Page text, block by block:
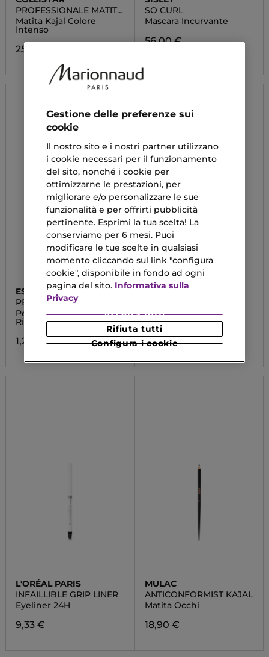
PROFESSIONALE MATITA
KAJAL
Matita Kajal Colore
Intenso
25,90 €
SO CURL
Mascara Incurvante
56,00 €
ESSENCE
PENNA ILLUMINANTE
Penna Illuminante Per
Rima Inferiore
1,29 €
ASTRA MAKE-UP
Matita Occhi
3,50 €
L'ORÉAL PARIS
INFAILLIBLE GRIP LINER
Eyeliner 24H
9,33 €
MULAC
ANTICONFORMIST KAJAL
Matita Occhi
18,90 €
Gestione delle preferenze sui
cookie
Il nostro sito e i nostri partner utilizzano
i cookie necessari per il funzionamento
del sito, nonché i cookie per
ottimizzarne le prestazioni, per
migliorare e/o personalizzare le sue
funzionalità e per offrirti pubblicità
pertinente. Esprimi la tua scelta! La
conserviamo per 6 mesi. Puoi
modificare le tue scelte in qualsiasi
momento cliccando sul link "configura
cookie", disponibile in fondo ad ogni
pagina del sito. Informativa sulla
Privacy
Configura i cookie
Rifiuta tutti
Accetta tutti